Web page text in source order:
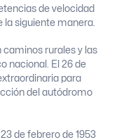
de velocidad
siguiente manera.
caminos rurales y las
nacional. El 26 de
para
del autódromo
de febrero de 1953